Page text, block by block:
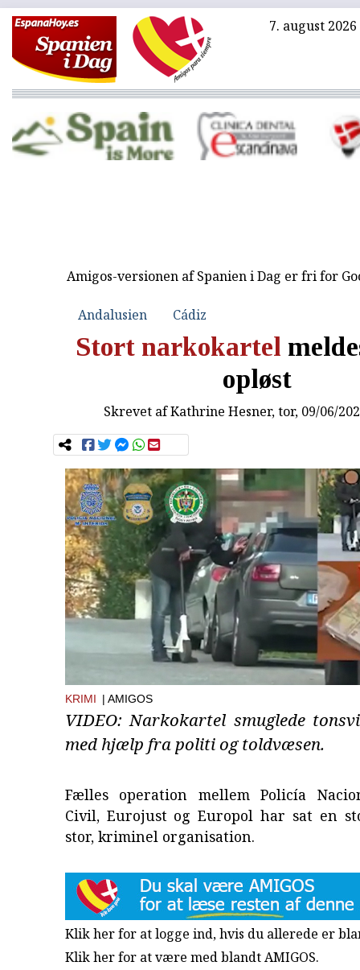
7. august 2026
Amigos-versionen af Spanien i Dag er fri for
Andalusien Cádiz
Stort narkokartel
opløst
Skrevet afKathrine Hesner, tor, 09/06/
KRIMI | AMIGOS
VIDEO: Narkokartel smuglede
med hjælp fra politi og toldvæsen.
Fælles operation mellem Policía
Civil, Eurojust og Europol har sat en
stor, kriminel organisation.
Klik her for at logge ind, hvis du allerede er
Klik her for at være med blandt AMIGOS.